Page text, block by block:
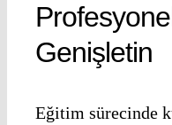
Profesyonel
Genişletin
Eğitim sürecinde